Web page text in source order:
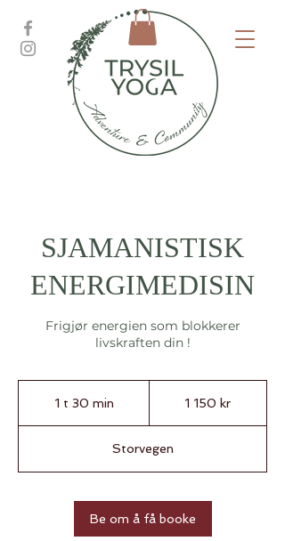
SJAMANISTISK
ENERGIMEDISIN
Frigjør energien som blokkerer
livskraften din !
1 t 30 min
m
i
1 150 kr
Storvegen
Be om å få booke